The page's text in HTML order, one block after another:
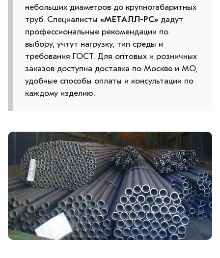
небольших диаметров до крупногабаритных
труб. Специалисты «МЕТАЛЛ-РС» дадут
профессиональные рекомендации по
выбору, учтут нагрузку, тип среды и
требования ГОСТ. Для оптовых и розничных
заказов доступна доставка по Москве и МО,
удобные способы оплаты и консультации по
каждому изделию.